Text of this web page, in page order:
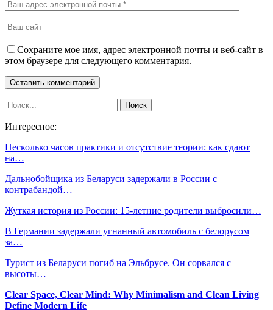
Сохраните мое имя, адрес электронной почты и веб-сайт в
этом браузере для следующего комментария.
Интересное:
Несколько часов практики и отсутствие теории: как сдают
на…
Дальнобойщика из Беларуси задержали в России с
контрабандой…
Жуткая история из России: 15-летние родители выбросили…
В Германии задержали угнанный автомобиль с белорусом
за…
Турист из Беларуси погиб на Эльбрусе. Он сорвался с
высоты…
Clear Space, Clear Mind: Why Minimalism and Clean Living
Define Modern Life